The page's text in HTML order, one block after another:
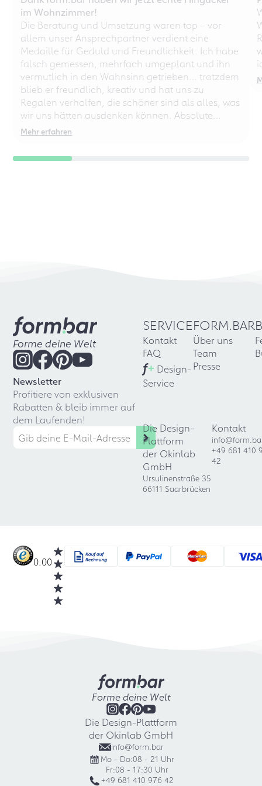
im Wohnzimmer!
Die Beratung und Umsetzung waren top – vor
allem unser Ansprechpartner verdient eine
Medaille für Geduld und Freundlichkeit. Ich habe
falsch gemessen, mehrfach umgeplant und ihn
vermutlich in den Wahnsinn getrieben… trotzdem
blieb er freundlich, kreativ und hat uns zu
Regalen verholfen, die schöner sind als alles, was
wir uns hätten ausdenken können. Absolute
Empfehlung – auch für chaotische
Mehr erfahren
Forme deine Welt
Newsletter
Profitiere von exklusiven
Rabatten & bleib immer auf
dem Laufenden!
SERVICE
Kontakt
FAQ
f+ Design-
Service
FORM.BAR
Über uns
Team
Presse
Die Design-
Plattform
der Okinlab
GmbH
Ursulinenstraße 35
66111 Saarbrücken
Kontakt
+49 681 410
42
0.00
Forme deine Welt
Die Design-Plattform
der Okinlab GmbH
info@form.bar
Mo - Do:08 - 21 Uhr
Fr:08 - 17:30 Uhr
+49 681 410 976 42